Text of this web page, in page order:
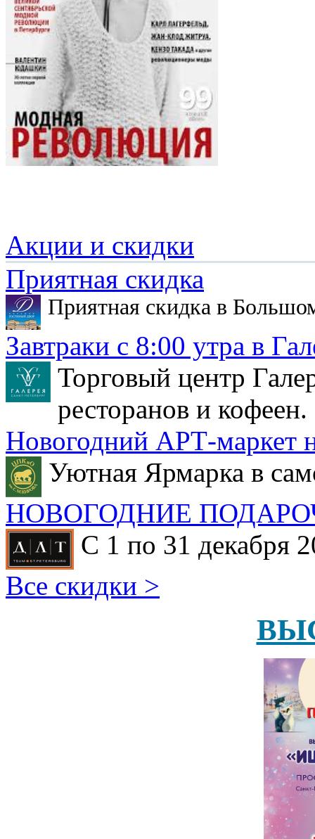
Акции и скидки
Приятная скидка
Приятная скидка в
Завтраки с 8:00 утра в
Торговый центр
ресторанов и кофеен.
Новогодний АРТ-маркет
Уютная Ярмарка в
НОВОГОДНИЕ
С 1 по 31 декабря
Все скидки >